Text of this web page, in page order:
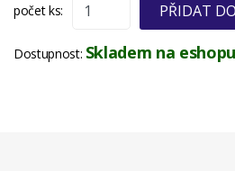
počet ks: PŘIDAT
Dostupnost: Skladem na eshopu